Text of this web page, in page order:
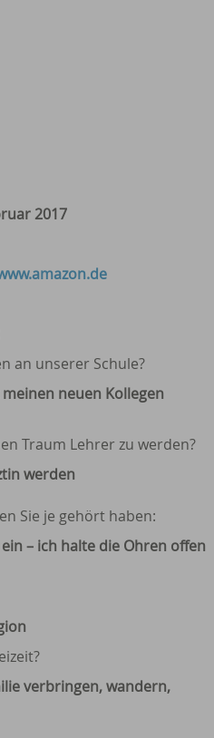
2017
an unserer Schule?
neuen Kollegen
Traum Lehrer zu werden?
werden
Sie je gehört haben:
– ich halte die Ohren offen
verbringen, wandern,